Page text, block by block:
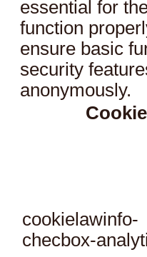
essential for
function
ensure basic
security
anonymously.
Cookie
cookielawinfo-
checbox-